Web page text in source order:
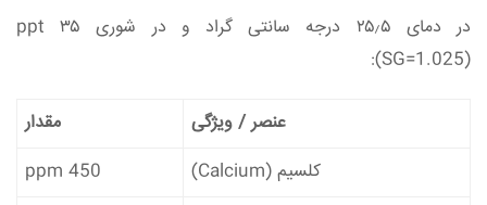
در دمای ۲۵٫۵ درجه سانتی‌ گراد و در شوری ۳۵ ppt
(SG=1.025):
عنصر / ویژگی
مقدار
کلسیم (Calcium)